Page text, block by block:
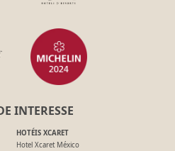
INTERESSE
HOTÉIS XCARET
Hotel Xcaret México